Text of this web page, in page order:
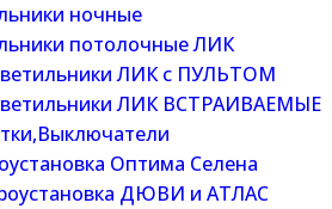
ночные
потолочные ЛИК
ЛИК с ПУЛЬТОМ
ЛИК ВСТРАИВАЕМЫЕ
Оптима Селена
ДЮВИ и АТЛАС